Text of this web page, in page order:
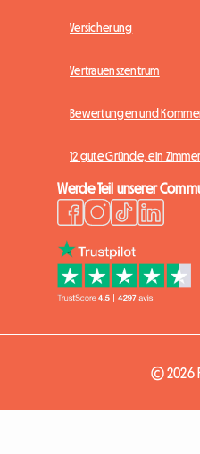
Versicherung
Vertrauenszentrum
Bewertungen und
12 gute Gründe, ein
Werde Teil unserer
© 2026